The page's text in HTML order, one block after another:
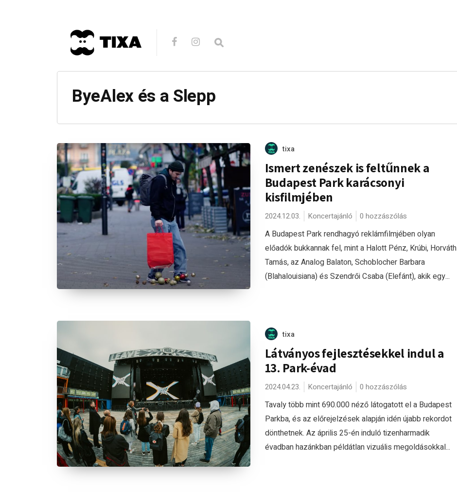
ByeAlex és a Slepp
tixa
Ismert zenészek is feltűnnek a
Budapest Park karácsonyi
kisfilmjében
2024.12.03. Koncertajánló 0 hozzászólás
A Budapest Park rendhagyó reklámfilmjében olyan
előadók bukkannak fel, mint a Halott Pénz, Krúbi, Horváth
Tamás, az Analog Balaton, Schoblocher Barbara
(Blahalouisiana) és Szendrői Csaba (Elefánt), akik egy...
tixa
Látványos fejlesztésekkel indul a
13. Park-évad
2024.04.23. Koncertajánló 0 hozzászólás
Tavaly több mint 690.000 néző látogatott el a Budapest
Parkba, és az előrejelzések alapján idén újabb rekordot
dönthetnek. Az április 25-én induló tizenharmadik
évadban hazánkban példátlan vizuális megoldásokkal...